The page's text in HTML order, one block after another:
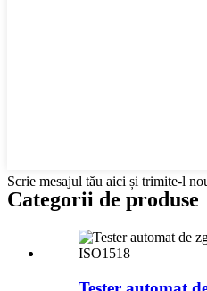
Scrie mesajul tău aici și trimite-l
Categorii de produse